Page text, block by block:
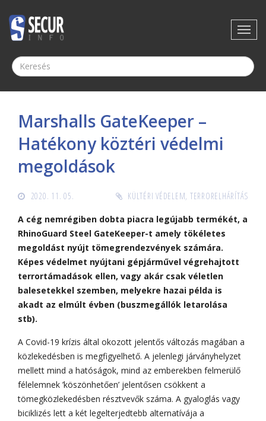
Marshalls GateKeeper –
Hatékony köztéri védelmi
megoldások
2020. 11. 05. KÜLTÉRI VÉDELEM, TERRORELHÁRÍTÁS
A cég nemrégiben dobta piacra legújabb termékét, a
RhinoGuard Steel GateKeeper-t amely tökéletes
megoldást nyújt tömegrendezvények számára.
Képes védelmet nyújtani gépjárművel végrehajtott
terrortámadások ellen, vagy akár csak véletlen
balesetekkel szemben, melyekre hazai példa is
akadt az elmúlt évben (buszmegállók letarolása
stb).
A Covid-19 krízis által okozott jelentős változás magában a
közlekedésben is megfigyelhető. A jelenlegi járványhelyzet
mellett mind a hatóságok, mind az emberekben felmerülő
félelemnek ’köszönhetően’ jelentősen csökkent a
tömegközlekedésben résztvevők száma. A gyaloglás vagy
biciklizés lett a két legelterjedtebb alternatívája a